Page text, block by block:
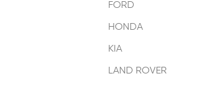
FORD
HONDA
KIA
LAND ROVER